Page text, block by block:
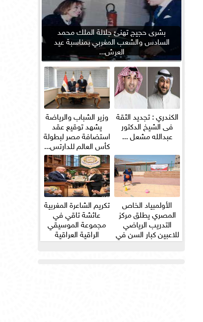
بشرى حجيج تهنئ جلالة الملك محمد
السادس والشعب المغربي بمناسبة عيد
العرش...
الكندري : تجديد الثقة
فى الشيخ الدكتور
عبدالله مشعل ...
وزير الشباب والرياضة
يشهد توقيع عقد
استضافة مصر لبطولة
كأس العالم للدارتس...
الأولمبياد الخاص
المصري يطلق مركز
التدريب الرياضي
للاعبين كبار السن في
ثلاث...
تكريم الشاعرة المغربية
عائشة تاقي في
مجموعة الموسيقي
الراقية العراقية